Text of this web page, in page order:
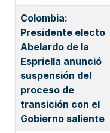
Colombia:
Presidente electo
Abelardo de la
Espriella anunció
suspensión del
proceso de
transición con el
Gobierno saliente